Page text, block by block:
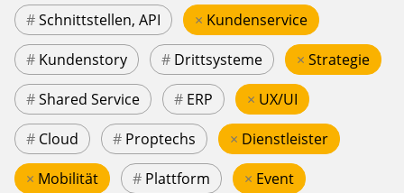
#Schnittstellen, API × Kundenservice
# Kundenstory # Drittsysteme × Strategie
#Shared Service # ERP × UX/UI
# Cloud # Proptechs × Dienstleister
× Mobilität # Plattform × Event